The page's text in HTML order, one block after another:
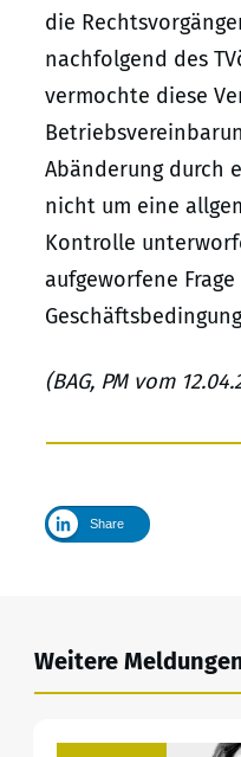
die
nachfolgend des
vermochte diese
Abänderung durch
nicht um eine
Kontrolle
aufgeworfene
(BAG, PM vom
Share
Weitere